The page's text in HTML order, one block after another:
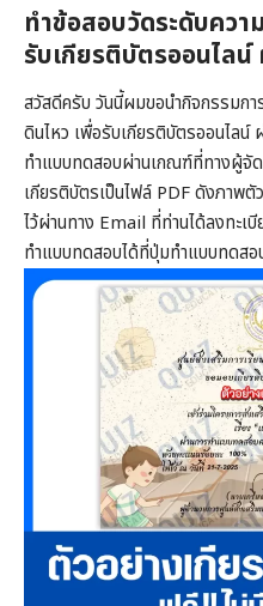
ทำข้อสอบวัดระดับควา
รับเกียรติบัตรออนไล
สวัสดีครับ วันนี้ผมขอนำกิจกรรมก
ดินไหว เพื่อรับเกียรติบัตรออนไล
ทำแบบทดสอบผ่านเกณฑ์ที่ทางผู้จัด
เกียรติบัตรเป็นไฟล์ PDF ดังภาพ
ไว้ผ่านทาง Email ที่ท่านได้ลงทะเ
ทำแบบทดสอบได้ที่ปุ่มทำแบบทดสอ